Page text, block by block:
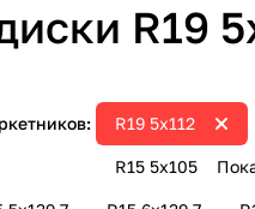
R19
R15 5x105
R19 5х112